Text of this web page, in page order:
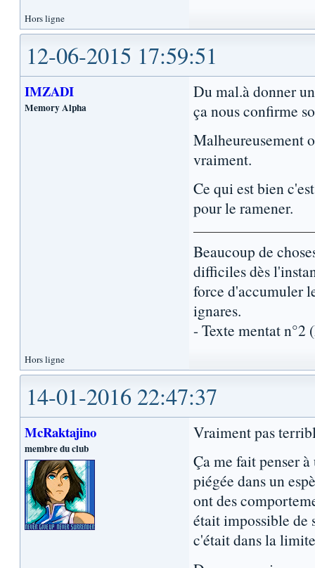
Hors ligne
12-06-2015 17:59:51
IMZADI
Memory Alpha
Du mal.à donner
ça nous confirme
Malheureusement
vraiment.
Ce qui est bien
pour le ramener.
Beaucoup de
difficiles dès
force d'accumuler
ignares.
- Texte mentat n°2
Hors ligne
14-01-2016 22:47:37
McRaktajino
membre du club
Vraiment pas
Ça me fait penser
piégée dans un
ont des
était impossible de
c'était dans la